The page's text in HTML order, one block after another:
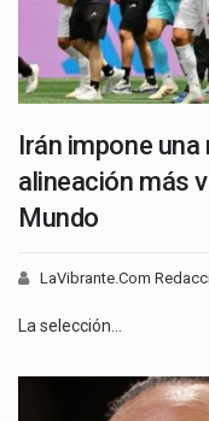
Irán impone
alineación más
Mundo
LaVibrante.Com
La selección…